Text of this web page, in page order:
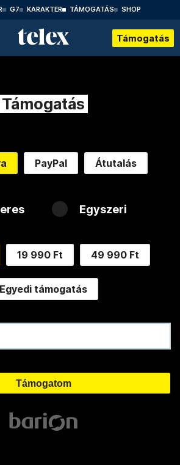
G7 KARAKTER TÁMOGATÁS SHOP
Támogatás
Támogatás
PayPal Átutalás
Egyszeri
19 990 Ft 49 990 Ft
Egyedi támogatás